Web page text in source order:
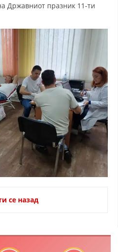
СОБРАНИЕ
ПОСТАВЕНОСТ
ПРАВО
ХУМАНИ ВРЕДНОСТИ
НА АМБЛЕМОТ
ДЕЈНОСТ
ДОНИРАТЕ
ПРИ КАТАСТРОФИ
НА ООЦК
НА ЈАВНО МИСЛЕЊЕ
Државниот празник 11-ти
се назад